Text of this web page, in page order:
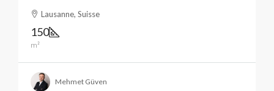
Lausanne, Suisse
150
m²
Mehmet Güven